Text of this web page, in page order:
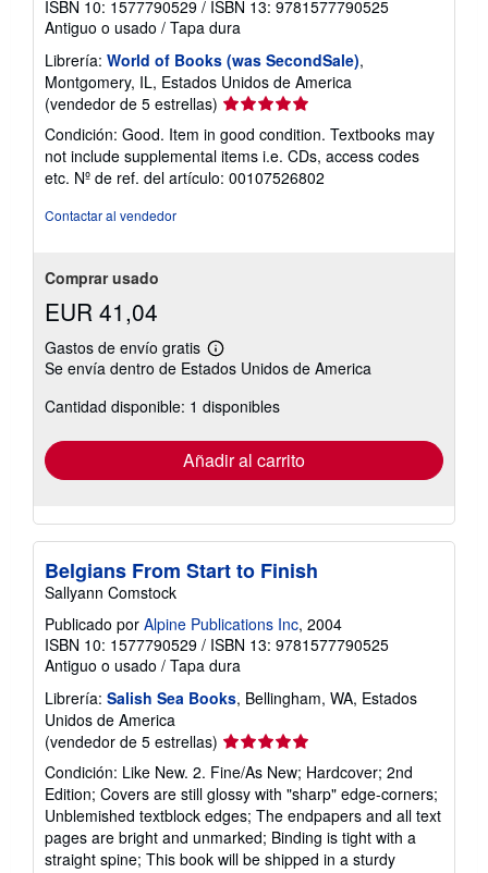
a
f
s
e
n
ISBN 10: 1577790529 / ISBN 13: 9781577790525
Antiguo o usado / Tapa dura
Librería: World of Books (was SecondSale),
Montgomery, IL, Estados Unidos de America
(vendedor de 5 estrellas) Calificación
vendedor:
5
de
Condición: Good. Item in good condition. Textbooks may
not include supplemental items i.e. CDs, access codes
etc. Nº de ref. del artículo: 00107526802
Contactar al vendedor
Comprar usado
EUR 41,04
Gastos de envío gratis
Más
información
las
tarifas
envío
Se envía dentro de Estados Unidos de America
Cantidad disponible: 1 disponibles
Añadir al carrito
Belgians From Start to Finish
Sallyann Comstock
Publicado por Alpine Publications Inc, 2004
ISBN 10: 1577790529 / ISBN 13: 9781577790525
Antiguo o usado / Tapa dura
Librería: Salish Sea Books, Bellingham, WA, Estados
Unidos de America
(vendedor de 5 estrellas) Calificación
vendedor:
5
de
5
Condición: Like New. 2. Fine/As New; Hardcover; 2nd
Edition; Covers are still glossy with "sharp" edge-corners;
Unblemished textblock edges; The endpapers and all text
pages are bright and unmarked; Binding is tight with a
straight spine; This book will be shipped in a sturdy